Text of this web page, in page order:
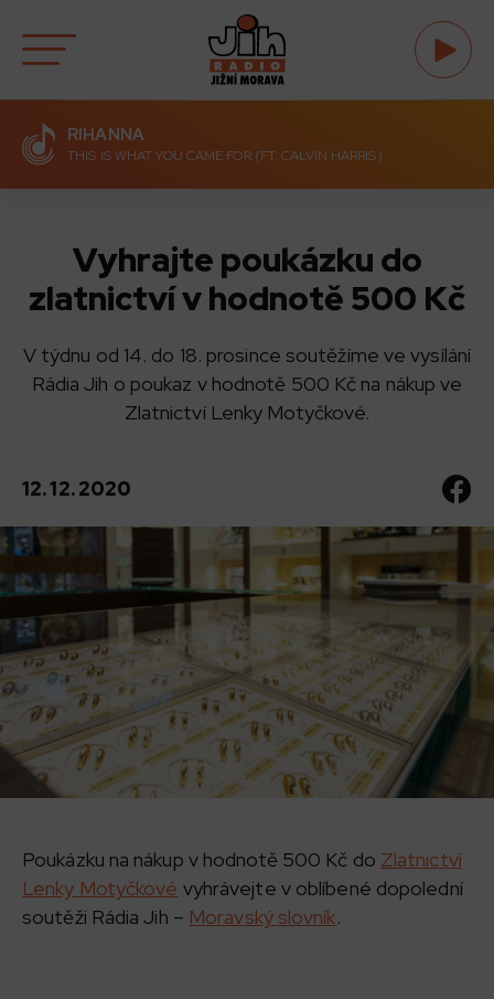
RIHANNA
THIS IS WHAT YOU CAME FOR (FT. CALVIN HARRIS)
Vyhrajte poukázku do
zlatnictví v hodnotě 500 Kč
V týdnu od 14. do 18. prosince soutěžíme ve vysílání
Rádia Jih o poukaz v hodnotě 500 Kč na nákup ve
Zlatnictví Lenky Motyčkové.
12. 12. 2020
Poukázku na nákup v hodnotě 500 Kč do Zlatnictví
Lenky Motyčkové vyhrávejte v oblíbené dopolední
soutěži Rádia Jih – Moravský slovník.